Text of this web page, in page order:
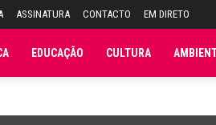
ASSINATURA CONTACTO EM DIRETO
EDUCAÇÃO CULTURA